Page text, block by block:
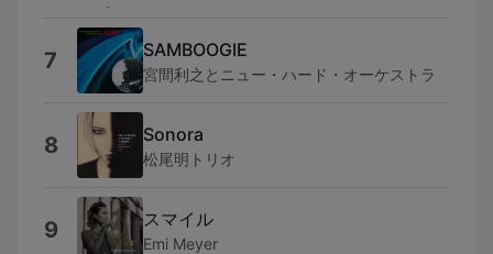
7 SAMBOOGIE
宮間利之とニュー・ハード・オーケストラ
8 Sonora
松尾明トリオ
9 スマイル
Emi Meyer